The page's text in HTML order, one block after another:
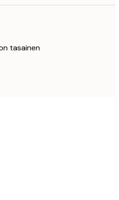
tasainen